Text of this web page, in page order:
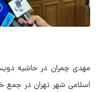
مهدی چمران در حاشیه
اسلامی شهر تهران در جمع